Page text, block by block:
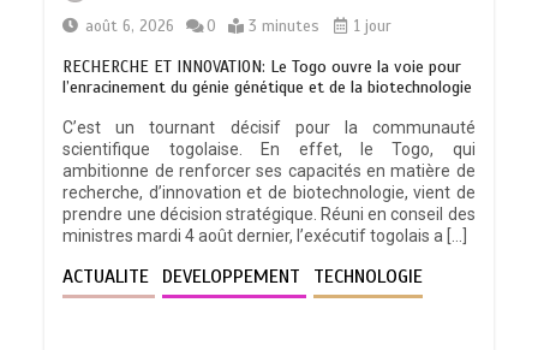
août 6, 2026
0 3 minutes 1 jour
RECHERCHE ET INNOVATION: Le Togo ouvre la voie pour
l’enracinement du génie génétique et de la biotechnologie
C’est un tournant décisif pour la communauté
scientifique togolaise. En effet, le Togo, qui
ambitionne de renforcer ses capacités en matière de
recherche, d’innovation et de biotechnologie, vient de
prendre une décision stratégique. Réuni en conseil des
ministres mardi 4 août dernier, l’exécutif togolais a […]
ACTUALITE DEVELOPPEMENT TECHNOLOGIE